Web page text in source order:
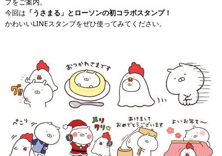
今回は 「うさまる」とローソンの初コラボスタンプ！
かわいいLINEスタンプをぜひ使ってみてください。